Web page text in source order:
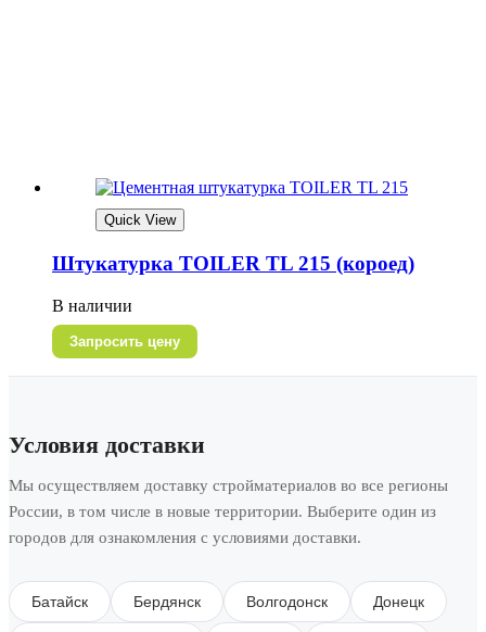
Quick View
Штукатурка TOILER TL 215 (короед)
В наличии
Запросить цену
Условия доставки
Мы осуществляем доставку стройматериалов во все регионы
России, в том числе в новые территории. Выберите один из
городов для ознакомления с условиями доставки.
Батайск Бердянск Волгодонск Донецк